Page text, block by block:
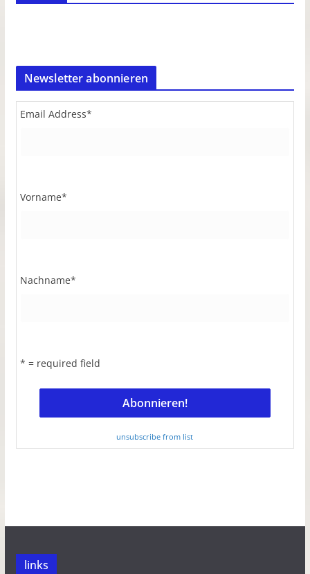
Newsletter abonnieren
Email Address*
Vorname*
Nachname*
* = required field
unsubscribe from list
links